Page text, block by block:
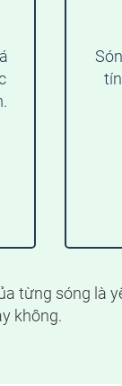
từng sóng là
không.